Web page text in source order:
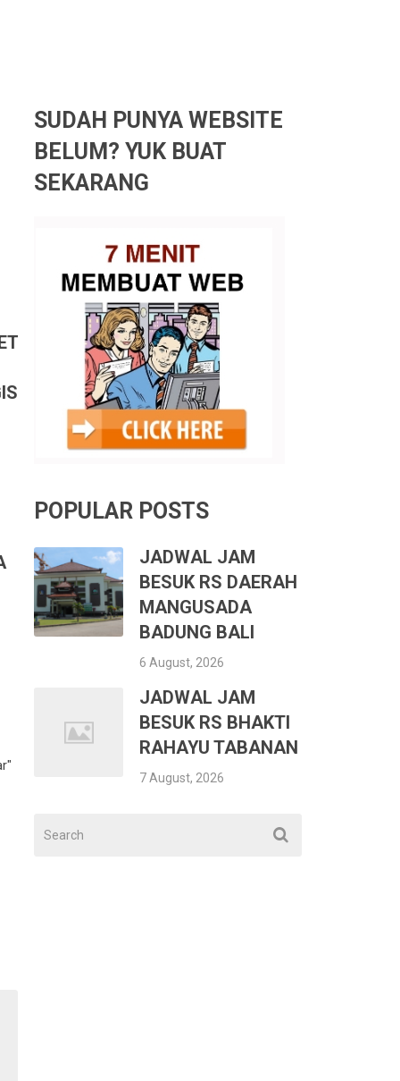
SUDAH PUNYA WEBSITE
BELUM? YUK BUAT
SEKARANG
POPULAR POSTS
JADWAL JAM
BESUK RS DAERAH
MANGUSADA
BADUNG BALI
6 August, 2026
JADWAL JAM
BESUK RS BHAKTI
RAHAYU TABANAN
7 August, 2026